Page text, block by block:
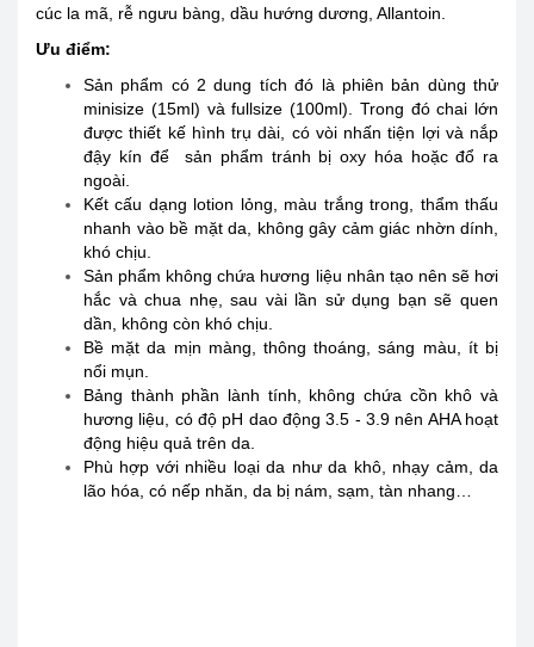
cúc la mã, rễ ngưu bàng, dầu hướng dương, Allantoin.
Ưu điểm:
Sản phẩm có 2 dung tích đó là phiên bản dùng thử
minisize (15ml) và fullsize (100ml). Trong đó chai lớn
được thiết kế hình trụ dài, có vòi nhấn tiện lợi và nắp
đậy kín để sản phẩm tránh bị oxy hóa hoặc đổ ra
ngoài.
Kết cấu dạng lotion lỏng, màu trắng trong, thẩm thấu
nhanh vào bề mặt da, không gây cảm giác nhờn dính,
khó chịu.
Sản phẩm không chứa hương liệu nhân tạo nên sẽ hơi
hắc và chua nhẹ, sau vài lần sử dụng bạn sẽ quen
dần, không còn khó chịu.
Bề mặt da mịn màng, thông thoáng, sáng màu, ít bị
nổi mụn.
Bảng thành phần lành tính, không chứa cồn khô và
hương liệu, có độ pH dao động 3.5 - 3.9 nên AHA hoạt
động hiệu quả trên da.
Phù hợp với nhiều loại da như da khô, nhạy cảm, da
lão hóa, có nếp nhăn, da bị nám, sạm, tàn nhang…